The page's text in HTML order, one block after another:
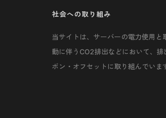
社会への取り組み
当サイトは、サーバーの電力使用と
動に伴うCO2排出などにおいて、排
ボン・オフセットに取り組んでいま